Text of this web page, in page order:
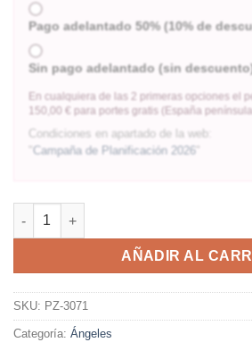
Pago adelantado 50% (10% de
Sin pago adelantado (sin
En cualquiera de las 2 primeras opciones el
150,00 € para portes gratis (España
Condiciones en apartado de la web:
"Campaña de Planificación 2026 "
AÑADIR AL
SKU: PZ-3071
Categoría: Ángeles